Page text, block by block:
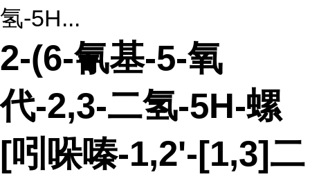
氢-5H...
2-(6-氰基-5-氧
代-2,3-二氢-5H-螺
[吲哚嗪-1,2'-[1,3]二